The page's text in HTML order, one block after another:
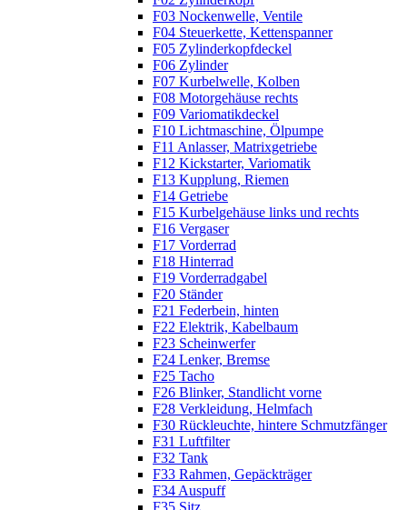
F03 Nockenwelle, Ventile
F04 Steuerkette, Kettenspanner
F05 Zylinderkopfdeckel
F06 Zylinder
F07 Kurbelwelle, Kolben
F08 Motorgehäuse rechts
F09 Variomatikdeckel
F10 Lichtmaschine, Ölpumpe
F11 Anlasser, Matrixgetriebe
F12 Kickstarter, Variomatik
F13 Kupplung, Riemen
F14 Getriebe
F15 Kurbelgehäuse links und rechts
F16 Vergaser
F17 Vorderrad
F18 Hinterrad
F19 Vorderradgabel
F20 Ständer
F21 Federbein, hinten
F22 Elektrik, Kabelbaum
F23 Scheinwerfer
F24 Lenker, Bremse
F25 Tacho
F26 Blinker, Standlicht vorne
F28 Verkleidung, Helmfach
F30 Rückleuchte, hintere Schmutzfänger
F31 Luftfilter
F32 Tank
F33 Rahmen, Gepäckträger
F34 Auspuff
F35 Sitz